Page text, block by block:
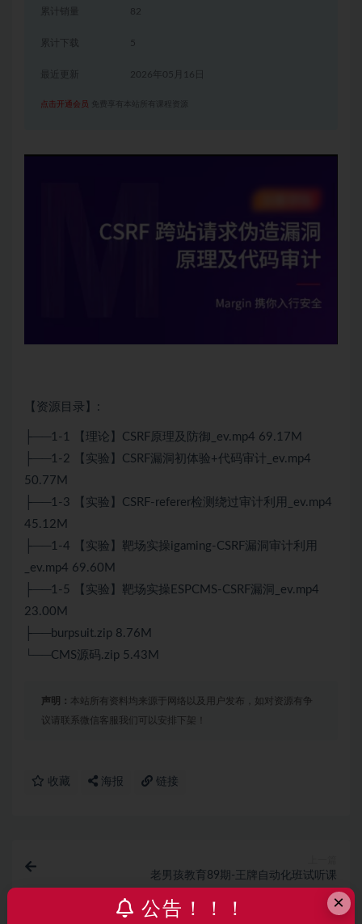
累计销量 82
累计下载 5
2026年05月16日
点击开通会员 免费享有本站所有课程资源
【资源目录】:
├──1-1 【理论】CSRF原理及防御_ev.mp4 69.17M
├──1-2 【实验】CSRF漏洞初体验+代码审计_ev.mp4
50.77M
├──1-3 【实验】CSRF-referer检测绕过审计利用_ev.mp4
45.12M
├──1-4 【实验】靶场实操igaming-CSRF漏洞审计利用
_ev.mp4 69.60M
├──1-5 【实验】靶场实操ESPCMS-CSRF漏洞_ev.mp4
23.00M
├──burpsuit.zip 8.76M
└──CMS源码.zip 5.43M
声明： 本站所有资料均来源于网络以及用户发布，如对资源有争
议请联系微信客服我们可以安排下架！
收藏 海报 链接
老男孩教育89期-王牌自动化班试听课
×
公告！！！